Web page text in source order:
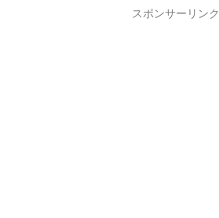
スポンサーリンク